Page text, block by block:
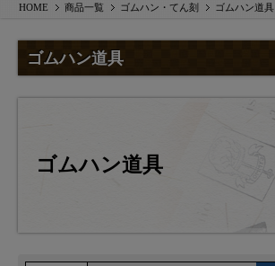
HOME 商品一覧 ゴムハン・てん刻 ゴムハン道具
ゴムハン道具
ゴムハン道具